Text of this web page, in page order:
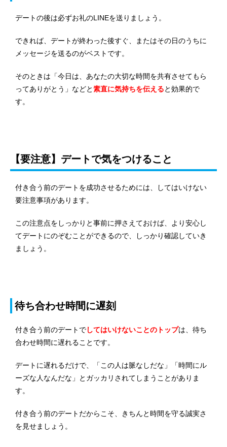
デートの後は必ずお礼のLINEを送りましょう。
できれば、デートが終わった後すぐ、またはその日のうちに
メッセージを送るのがベストです。
そのときは「今日は、あなたの大切な時間を共有させてもら
ってありがとう」などと素直に気持ちを伝えると効果的で
す。
【要注意】デートで気をつけること
付き合う前のデートを成功させるためには、してはいけない
要注意事項があります。
この注意点をしっかりと事前に押さえておけば、より安心し
てデートにのぞむことができるので、しっかり確認していき
ましょう。
待ち合わせ時間に遅刻
付き合う前のデートでしてはいけないことのトップは、待ち
合わせ時間に遅れることです。
デートに遅れるだけで、「この人は脈なしだな」「時間にル
ーズな人なんだな」とガッカリされてしまうことがありま
す。
付き合う前のデートだからこそ、きちんと時間を守る誠実さ
を見せましょう。